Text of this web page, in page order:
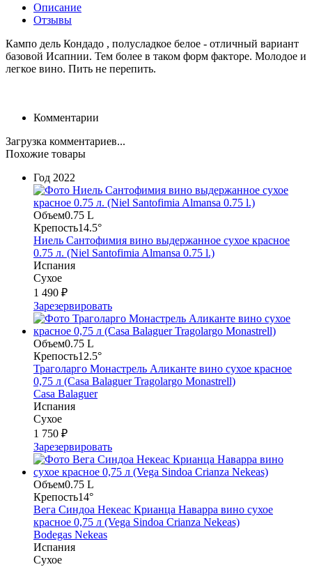
Описание
Отзывы
Кампо дель Кондадо , полусладкое белое - отличный вариант
базовой Исапнии. Тем более в таком форм факторе. Молодое и
легкое вино. Пить не перепить.
Комментарии
Загрузка комментариев...
Похожие товары
Год 2022
Объем0.75 L
Крепость14.5°
Ниель Сантофимия вино выдержанное сухое красное
0.75 л. (Niel Santofimia Almansa 0.75 l.)
Испания
Сухое
1 490 ₽
Зарезервировать
Объем0.75 L
Крепость12.5°
Траголарго Монастрель Аликанте вино сухое красное
0,75 л (Casa Balaguer Tragolargo Monastrell)
Casa Balaguer
Испания
Сухое
1 750 ₽
Зарезервировать
Объем0.75 L
Крепость14°
Вега Синдоа Некеас Крианца Наварра вино сухое
красное 0,75 л (Vega Sindoa Crianza Nekeas)
Bodegas Nekeas
Испания
Сухое